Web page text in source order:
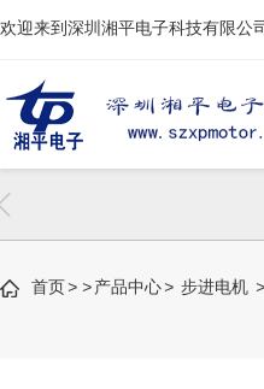
欢迎来到深圳湘平电子科技有限公
首页> >产品中心> 步进电机 >